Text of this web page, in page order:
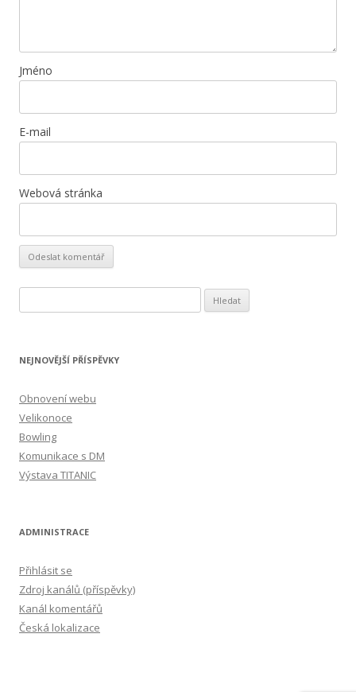
Jméno
E-mail
Webová stránka
y
l
d
á
v
á
n
NEJNOVĚJŠÍ PŘÍSPĚVKY
Obnovení webu
Velikonoce
Bowling
Komunikace s DM
Výstava TITANIC
ADMINISTRACE
Přihlásit se
Zdroj kanálů (příspěvky)
Kanál komentářů
Česká lokalizace